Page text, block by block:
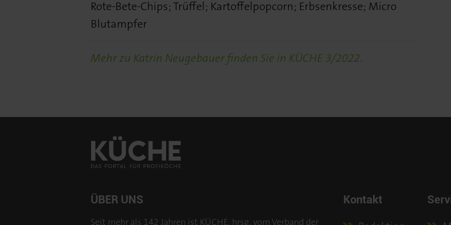
Rote-Bete-Chips; Trüffel; Kartoffelpopcorn; Erbsenkresse; Micro
Blutampfer
Mehr zu Katrin Neugebauer finden Sie in KÜCHE 3/2022.
ÜBER UNS
Seit mehr als 142 Jahren ist KÜCHE, hrsg. vom Verband der
Kontakt